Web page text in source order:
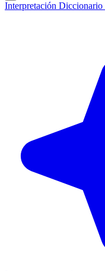
Interpretación Diccionario